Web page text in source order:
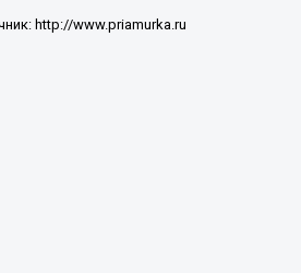
http://www.priamurka.ru